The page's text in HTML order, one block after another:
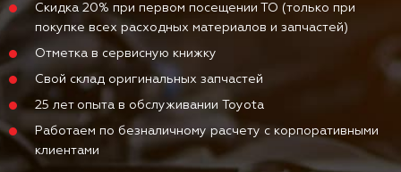
Скидка 20% при первом посещении ТО (только при
покупке всех расходных материалов и запчастей)
Отметка в сервисную книжку
Свой склад оригинальных запчастей
25 лет опыта в обслуживании Toyota
Работаем по безналичному расчету с корпоративными
клиентами